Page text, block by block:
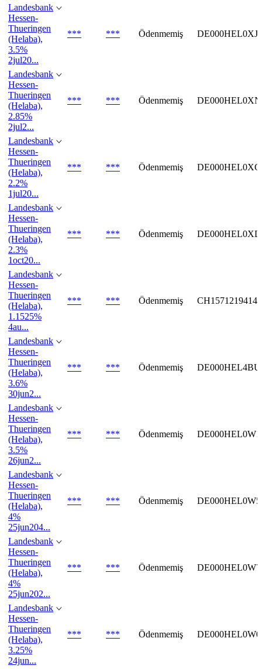
Landesbank
Hessen-
Thueringen
(Helaba),
3.5%
2jul20...
*** *** Ödenmemiş DE000HEL0XJ5
Landesbank
Hessen-
Thueringen
(Helaba),
2.85%
2jul2...
*** *** Ödenmemiş
Landesbank
Hessen-
Thueringen
(Helaba),
2.2%
1jul20...
*** *** Ödenmemiş
Landesbank
Hessen-
Thueringen
(Helaba),
2.3%
1oct20...
*** *** Ödenmemiş
Landesbank
Hessen-
Thueringen
(Helaba),
1.1525%
4au...
*** *** Ödenmemiş CH1571219414
Landesbank
Hessen-
Thueringen
(Helaba),
3.6%
30jun2...
*** *** Ödenmemiş
Landesbank
Hessen-
Thueringen
(Helaba),
3.5%
26jun2...
*** *** Ödenmemiş
Landesbank
Hessen-
Thueringen
(Helaba),
4%
25jun204...
*** *** Ödenmemiş
Landesbank
Hessen-
Thueringen
(Helaba),
4%
25jun202...
*** *** Ödenmemiş
Landesbank
Hessen-
Thueringen
(Helaba),
3.25%
24jun...
*** *** Ödenmemiş